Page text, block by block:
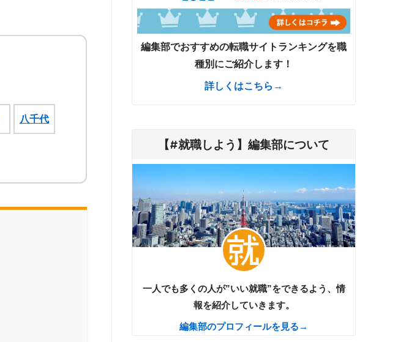
八千代
編集部でおすすめの転職サイトランキングを職
種別にご紹介します！
詳しくはこちら→
【#就職しよう】編集部について
一人でも多くの人が”いい就職”をできるよう、情
報を紹介していきます。
編集部のプロフィールを見る→